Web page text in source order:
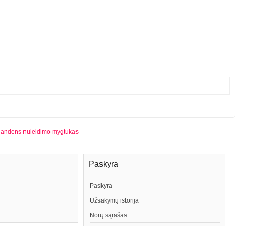
andens nuleidimo mygtukas
Paskyra
Paskyra
Užsakymų istorija
Norų sąrašas